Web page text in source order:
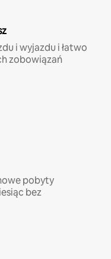
i wyjazdu i łatwo
zobowiązań
pobyty
bez